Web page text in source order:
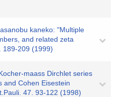
kaneko: "Multiple
and related zeta
189-209 (1999)
maass Dirchlet series
and Cohen Eisestein
47. 93-122 (1998)